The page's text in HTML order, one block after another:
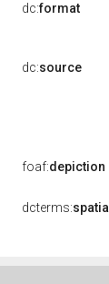
dc:format
dc:source
foaf:depiction
dcterms:spatial